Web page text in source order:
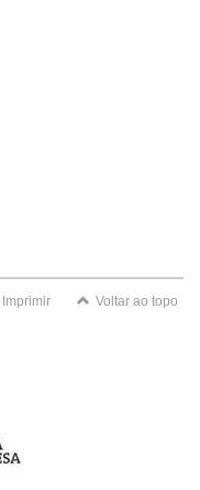
Imprimir Voltar ao topo